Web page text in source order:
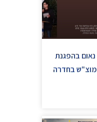
נאום בהפגנת
מוצ"ש בחדרה